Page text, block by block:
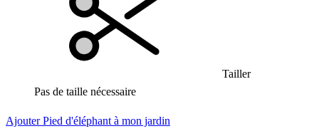
Tailler
Pas de taille nécessaire
Ajouter Pied d'éléphant à mon jardin